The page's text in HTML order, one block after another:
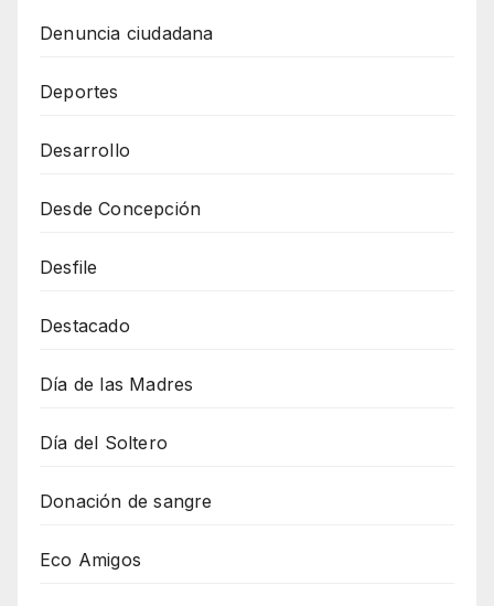
Denuncia ciudadana
Deportes
Desarrollo
Desde Concepción
Desfile
Destacado
Día de las Madres
Día del Soltero
Donación de sangre
Eco Amigos